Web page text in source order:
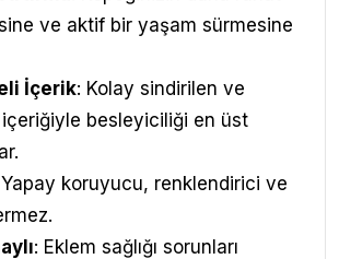
ve aktif bir yaşam sürmesine
İçerik: Kolay sindirilen ve
besleyiciliği en üst
koruyucu, renklendirici ve
: Eklem sağlığı sorunları